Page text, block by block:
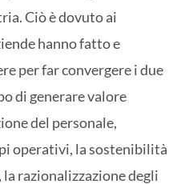
Ciò è dovuto ai
hanno fatto e
per far convergere i due
di generare valore
del personale,
operativi, la sostenibilità
razionalizzazione degli